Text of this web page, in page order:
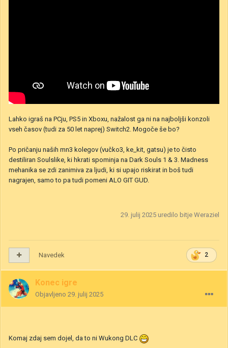
Lahko igraš na PCju, PS5 in Xboxu, nažalost ga ni na najboljši konzoli
vseh časov (tudi za 50 let naprej) Switch2. Mogoče še bo?
Po pričanju naših mn3 kolegov (vučko3, ke_kit, gatsu) je to čisto
destiliran Soulslike, ki hkrati spominja na Dark Souls 1 & 3. Madness
mehanika se zdi zanimiva za ljudi, ki si upajo riskirat in boš tudi
nagrajen, samo to pa tudi pomeni ALO GIT GUD.
29. julij 2025 uredilo bitje Weraziel
2
Navedek
Konec igre
Objavljeno 29. julij 2025
Komaj zdaj sem dojel, da to ni Wukong DLC